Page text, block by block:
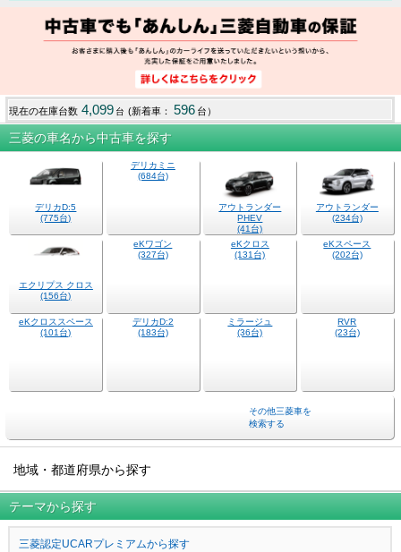
現在の在庫台数 4,099 台 (新着車： 596 台）
三菱の車名から中古車を探す
デリカD:5
(775台)
デリカミニ
(684台)
アウトランダー
PHEV
(41台)
アウトランダー
(234台)
エクリプス クロス
(156台)
eKワゴン
(327台)
eKクロス
(131台)
eKスペース
(202台)
eKクロススペース
(101台)
デリカD:2
(183台)
RVR
(23台)
その他三菱車を
検索する
地域・都道府県から探す
テーマから探す
三菱認定UCARプレミアムから探す